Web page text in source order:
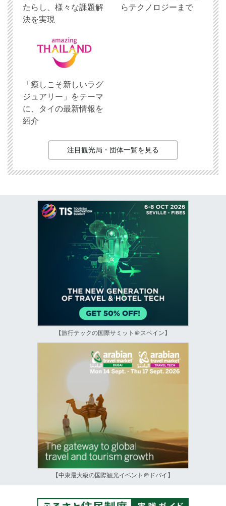
たらし、様々な課題解
決を実現
らテクノロジーまで
「癒しこそ新しいラグ
ジュアリー」をテーマ
に、タイの最新情報を
紹介
注目観光局・団体一覧を見る
【旅行テックの国際サミット＠スペイン】
【中東最大級の国際観光イベント＠ドバイ】